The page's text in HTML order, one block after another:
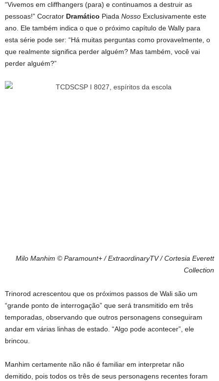
“Vivemos em cliffhangers (para) e continuamos a destruir as
pessoas!” Cocrator Dramático Piada Nosso Exclusivamente este
ano. Ele também indica o que o próximo capítulo de Wally para
esta série pode ser: “Há muitas perguntas como provavelmente, o
que realmente significa perder alguém? Mas também, você vai
perder alguém?”
Milo Manhim © Paramount+ / ExtraordinaryTV / Cortesia Everett
Collection
Trinorod acrescentou que os próximos passos de Wali são um
“grande ponto de interrogação” que será transmitido em três
temporadas, observando que outros personagens conseguiram
andar em várias linhas de estado. “Algo pode acontecer”, ele
brincou.
Manhim certamente não não é familiar em interpretar não
demitido, pois todos os três de seus personagens recentes foram